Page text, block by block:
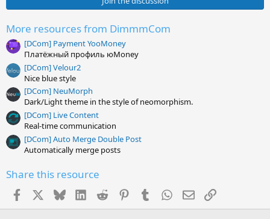
s
a
r
(
s
More resources from DimmmCom
[DCom] Payment YooMoney
Платёжный профиль юMoney
[DCom] Velour2
Nice blue style
[DCom] NeuMorph
Dark/Light theme in the style of neomorphism.
[DCom] Live Content
Real-time communication
[DCom] Auto Merge Double Post
Automatically merge posts
Share this resource
Facebook BlueskyLinkedInReddit PinterestTumblr WhatsApp
EmailLink